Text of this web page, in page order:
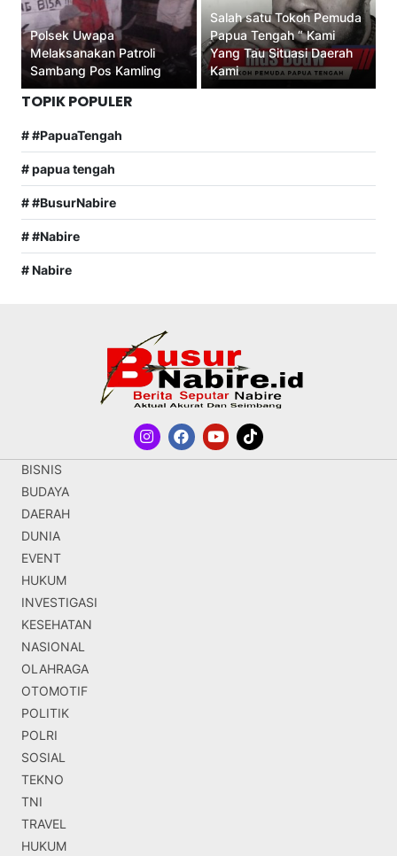
Polsek Uwapa
Melaksanakan Patroli
Sambang Pos Kamling
Salah satu Tokoh Pemuda
Papua Tengah “ Kami
Yang Tau Situasi Daerah
Kami
TOPIK POPULER
# #PapuaTengah
# papua tengah
# #BusurNabire
# #Nabire
# Nabire
BISNIS
BUDAYA
DAERAH
DUNIA
EVENT
HUKUM
INVESTIGASI
KESEHATAN
NASIONAL
OLAHRAGA
OTOMOTIF
POLITIK
POLRI
SOSIAL
TEKNO
TNI
TRAVEL
HUKUM